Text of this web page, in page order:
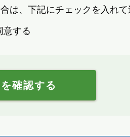
は、下記にチェックを入れて
意する